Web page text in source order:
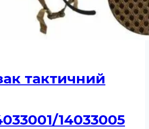
тактичний
14033005